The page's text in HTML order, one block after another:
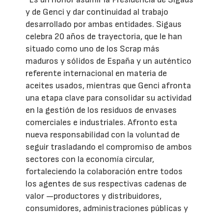
y de Genci y dar continuidad al trabajo
desarrollado por ambas entidades. Sigaus
celebra 20 años de trayectoria, que le han
situado como uno de los Scrap más
maduros y sólidos de España y un auténtico
referente internacional en materia de
aceites usados, mientras que Genci afronta
una etapa clave para consolidar su actividad
en la gestión de los residuos de envases
comerciales e industriales. Afronto esta
nueva responsabilidad con la voluntad de
seguir trasladando el compromiso de ambos
sectores con la economía circular,
fortaleciendo la colaboración entre todos
los agentes de sus respectivas cadenas de
valor —productores y distribuidores,
consumidores, administraciones públicas y